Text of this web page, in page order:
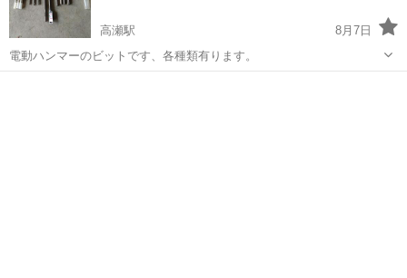
高瀬駅
8月7日
電動ハンマーのビットです、各種類有ります。